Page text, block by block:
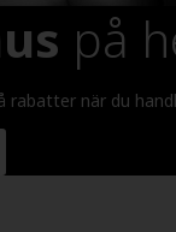
på
rabatter när du